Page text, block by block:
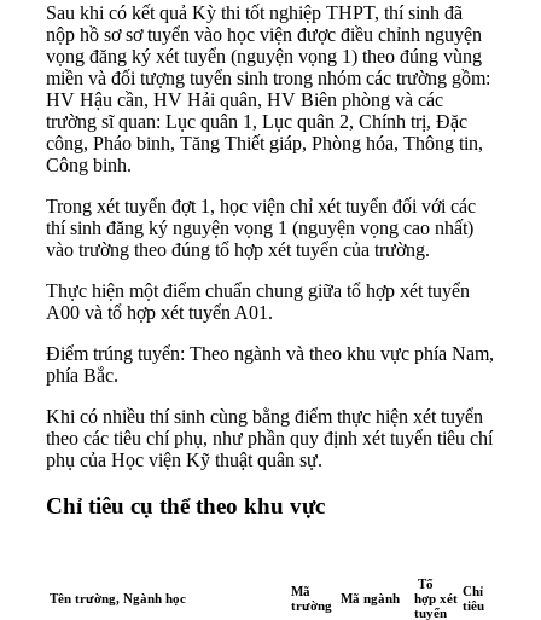
Sau khi có kết quả Kỳ thi tốt nghiệp THPT, thí sinh đã
nộp hồ sơ sơ tuyển vào học viện được điều chỉnh nguyện
vọng đăng ký xét tuyển (nguyện vọng 1) theo đúng vùng
miền và đối tượng tuyển sinh trong nhóm các trường gồm:
HV Hậu cần, HV Hải quân, HV Biên phòng và các
trường sĩ quan: Lục quân 1, Lục quân 2, Chính trị, Đặc
công, Pháo binh, Tăng Thiết giáp, Phòng hóa, Thông tin,
Công binh.
Trong xét tuyển đợt 1, học viện chỉ xét tuyển đối với các
thí sinh đăng ký nguyện vọng 1 (nguyện vọng cao nhất)
vào trường theo đúng tổ hợp xét tuyển của trường.
Thực hiện một điểm chuẩn chung giữa tổ hợp xét tuyển
A00 và tổ hợp xét tuyển A01.
Điểm trúng tuyển: Theo ngành và theo khu vực phía Nam,
phía Bắc.
Khi có nhiều thí sinh cùng bằng điểm thực hiện xét tuyển
theo các tiêu chí phụ, như phần quy định xét tuyển tiêu chí
phụ của Học viện Kỹ thuật quân sự.
Chỉ tiêu cụ thể theo khu vực
Tên trường, Ngành học
Mã
trường
Mã ngành
Tổ
hợp xét
tuyển
Chỉ
tiêu